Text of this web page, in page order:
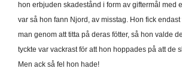
hon erbjuden skadestånd i form av giftermål med
var så hon fann Njord, av misstag. Hon fick
man genom att titta på deras fötter, så hon valde
tyckte var vackrast för att hon hoppades på att de
Men ack så fel hon hade!